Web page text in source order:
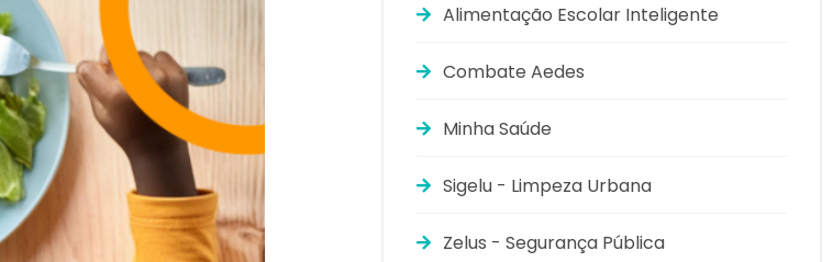
Alimentação Escolar Inteligente
Combate Aedes
Minha Saúde
Sigelu - Limpeza Urbana
Zelus - Segurança Pública